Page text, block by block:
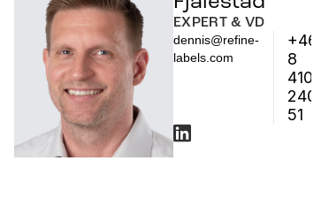
EXPERT & VD
dennis@refine-
labels.com
+46
8
410
240
51